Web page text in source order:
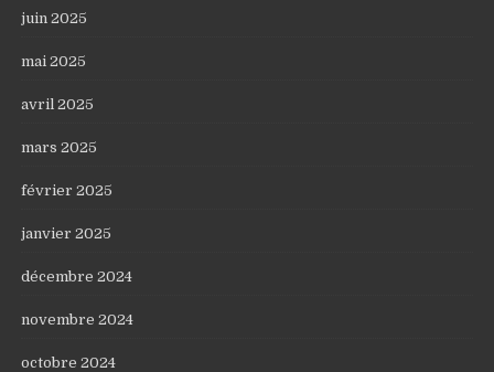
juin 2025
mai 2025
avril 2025
mars 2025
février 2025
janvier 2025
décembre 2024
novembre 2024
octobre 2024